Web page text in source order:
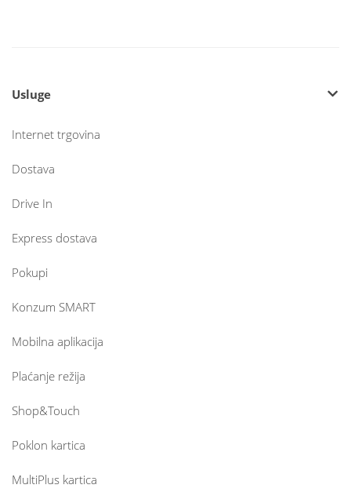
Usluge
Internet trgovina
Dostava
Drive In
Express dostava
Pokupi
Konzum SMART
Mobilna aplikacija
Plaćanje režija
Shop&Touch
Poklon kartica
MultiPlus kartica